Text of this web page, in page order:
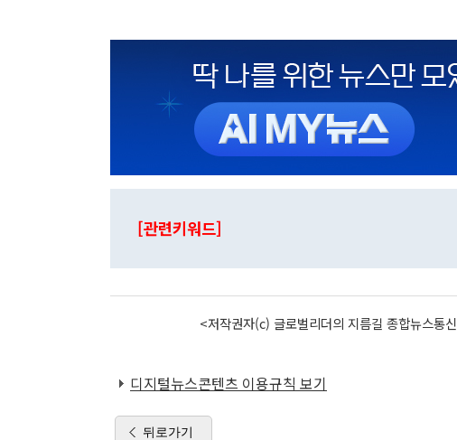
[관련키워드]
<저작권자(c) 글로벌리더의 지름길 종합뉴스
디지털뉴스콘텐츠 이용규칙 보기
뒤로가기